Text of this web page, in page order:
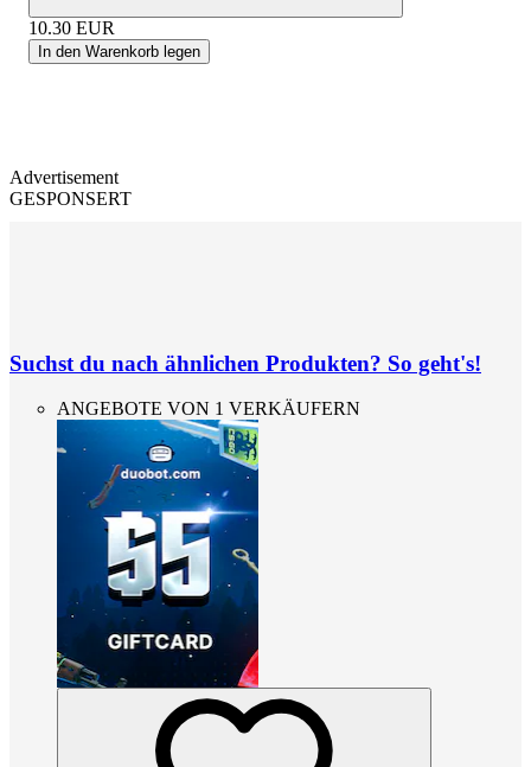
10.30 EUR
In den Warenkorb legen
Advertisement
GESPONSERT
Suchst du nach ähnlichen Produkten? So geht's!
ANGEBOTE VON 1 VERKÄUFERN